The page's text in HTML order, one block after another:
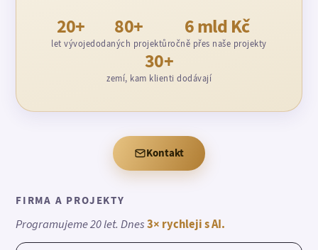
20+
let vývoje
80+
dodaných projektů
6 mld Kč
ročně přes naše projekty
30+
zemí, kam klienti dodávají
Kontakt
FIRMA A PROJEKTY
Programujeme 20 let. Dnes3× rychleji s AI.